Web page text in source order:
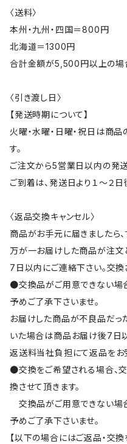
〈送料〉
本州・九州・四国＝800円
北海道＝1300円
合計金額が5,500円以上の場
〈引き渡し日〉
【発送時期について】
火曜・水曜・日曜・祝日は商
す。
ご注文から5営業日以内の発送
ご到着は、発送日より１～２日
〈返品交換キャンセル〉
商品がお手元に届きましたら、
万が一お届けした商品が注文
7日以内にご連絡下さい。交換
●交換品がご用意できない場
予めご了承下さいませ。
お届けした商品が不良品だっ
いた場合は商品お届け後7日
返送料当社負担にて返品をお
●交換をご希望される場合、
換させて頂きます。
交換品がご用意できない場
予めご了承下さいませ。
【以下の場合にはご返品・交換